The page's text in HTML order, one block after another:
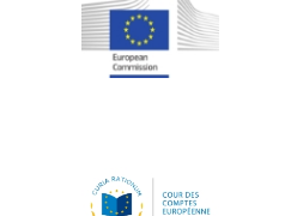
Jean-Louis Schiltz
Jean-Victor Louis
Johnny Åkerholm